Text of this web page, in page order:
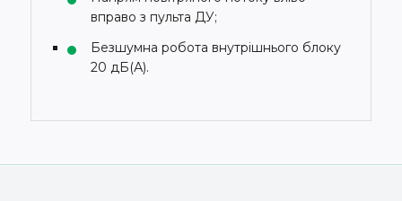
вправо з пульта ДУ;
Безшумна робота внутрішнього блоку
20 дБ(А).